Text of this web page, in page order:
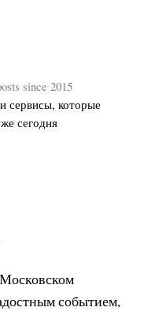
since 2015
сервисы, которые
сегодня
событием,